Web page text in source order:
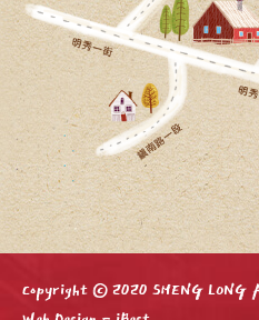
Copyright © 2020 SHENG LONG